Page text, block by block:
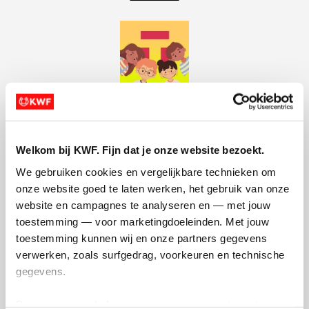
Welkom bij KWF. Fijn dat je onze website bezoekt.
We gebruiken cookies en vergelijkbare technieken om
onze website goed te laten werken, het gebruik van onze
website en campagnes te analyseren en — met jouw
toestemming — voor marketingdoeleinden. Met jouw
toestemming kunnen wij en onze partners gegevens
verwerken, zoals surfgedrag, voorkeuren en technische
gegevens.
Thorbecke rent voor KWF
van Groep los2
€3.074